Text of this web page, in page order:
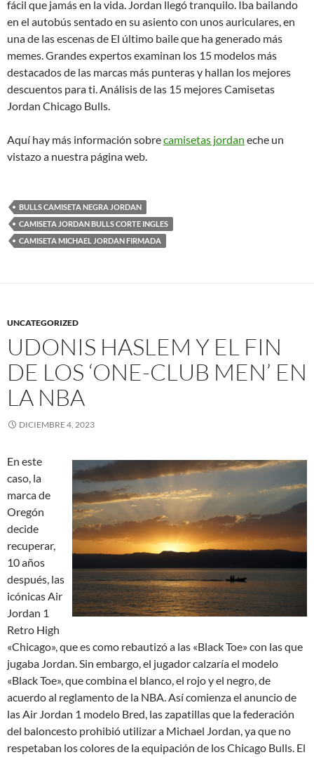
fácil que jamás en la vida. Jordan llegó tranquilo. Iba bailando
en el autobús sentado en su asiento con unos auriculares, en
una de las escenas de El último baile que ha generado más
memes. Grandes expertos examinan los 15 modelos más
destacados de las marcas más punteras y hallan los mejores
descuentos para ti. Análisis de las 15 mejores Camisetas
Jordan Chicago Bulls.
Aquí hay más información sobrecamisetas jordan eche un
vistazo a nuestra página web.
BULLS CAMISETA NEGRA JORDAN
CAMISETA JORDAN BULLS CORTE INGLES
CAMISETA MICHAEL JORDAN FIRMADA
UNCATEGORIZED
UDONIS HASLEM Y EL FIN
DE LOS ‘ONE-CLUB MEN’ EN
LA NBA
DICIEMBRE 4, 2023
En este
caso, la
marca de
Oregón
decide
recuperar,
10 años
después, las
icónicas Air
Jordan 1
Retro High
«Chicago», que es como rebautizó a las «Black Toe» con las que
jugaba Jordan. Sin embargo, el jugador calzaría el modelo
«Black Toe», que combina el blanco, el rojo y el negro, de
acuerdo al reglamento de la NBA. Así comienza el anuncio de
las Air Jordan 1 modelo Bred, las zapatillas que la federación
del baloncesto prohibió utilizar a Michael Jordan, ya que no
respetaban los colores de la equipación de los Chicago Bulls. El